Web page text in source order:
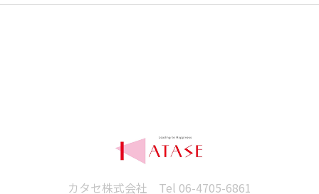
カタセ株式会社 Tel 06-4705-6861